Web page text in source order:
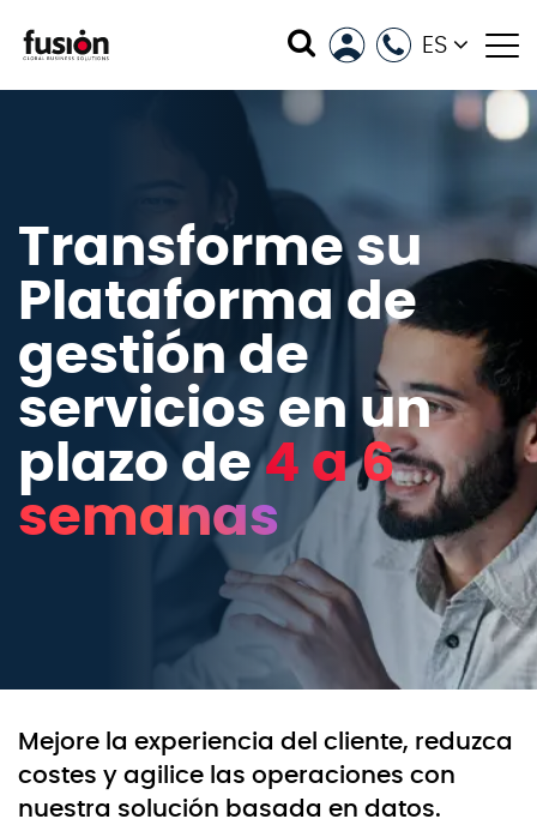
ES
Transforme su
Plataforma de
gestión de
servicios en un
plazo de4 a 6
semanas
Mejore la experiencia del cliente, reduzca
costes y agilice las operaciones con
nuestra solución basada en datos.